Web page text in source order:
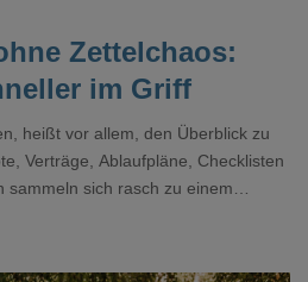
Zettelchaos:
im Griff
heißt vor allem, den Überblick zu
Verträge, Ablaufpläne, Checklisten
sammeln sich rasch zu einem
schon einmal kurz vor einem Event
das mulmige Gefühl.